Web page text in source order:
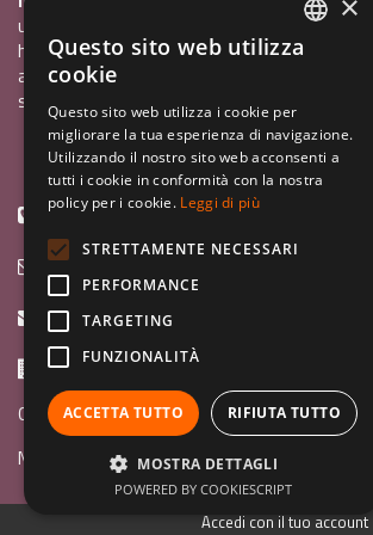
un'associazione di promozione sociale, senza
ha l'obiettivo di promuovere gli scambi e i
al fine accrescere tra i giovani la sensibilità
solidarietà internazionale.
Privacy policy.pdf120,41 kB
+39 0461 1822775
info@incoweb.org
inco@mypec.eu
Via Scipio Sighele 3 38122 - Trento (TN)
Guida ai programmi
News
Accedi con il tuo account
GERMAN
Questo sito web utilizza
cookie
Questo sito web utilizza i cookie per
migliorare la tua esperienza di navigazione.
Utilizzando il nostro sito web acconsenti a
tutti i cookie in conformità con la nostra
policy per i cookie. Leggi di più
STRETTAMENTE NECESSARI
PERFORMANCE
TARGETING
FUNZIONALITÀ
ACCETTA TUTTO RIFIUTA TUTTO
MOSTRA DETTAGLI
POWERED BY COOKIESCRIPT